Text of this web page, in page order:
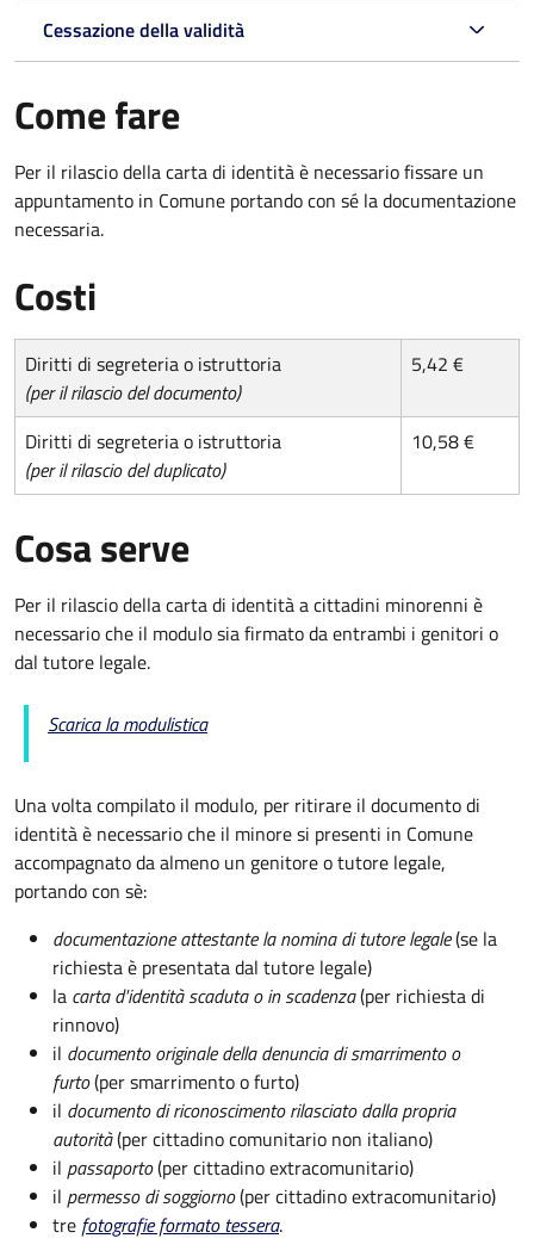
Cessazione della validità
Come fare
Per il rilascio della carta di identità è necessario fissare un
appuntamento in Comune portando con sé la documentazione
necessaria.
Costi
Diritti di segreteria o istruttoria
(per il rilascio del documento)
5,42 €
Diritti di segreteria o istruttoria
(per il rilascio del duplicato)
10,58 €
Cosa serve
Per il rilascio della carta di identità a cittadini minorenni è
necessario che il modulo sia firmato da entrambi i genitori o
dal tutore legale.
Scarica la modulistica
Una volta compilato il modulo, per ritirare il documento di
identità è necessario che il minore si presenti in Comune
accompagnato da almeno un genitore o tutore legale,
portando con sè:
documentazione attestante la nomina di tutore legale(se la
richiesta è presentata dal tutore legale)
la carta d'identità scaduta o in scadenza(per richiesta di
rinnovo)
il documento originale della denuncia di smarrimento o
furto(per smarrimento o furto)
il documento di riconoscimento rilasciato dalla propria
autorità(per cittadino comunitario non italiano)
il passaporto(per cittadino extracomunitario)
il permesso di soggiorno(per cittadino extracomunitario)
tre fotografie formato tessera.